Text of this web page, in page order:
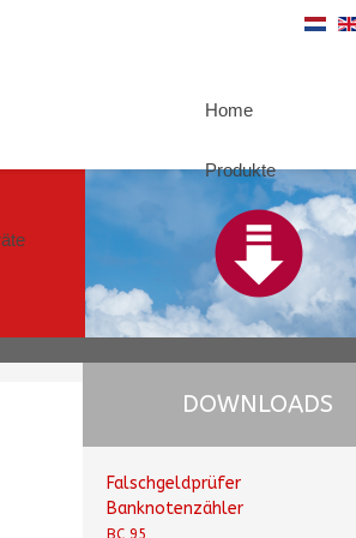
Home
Produkte
DOWNLOADS
Falschgeldprüfer
Banknotenzähler
BC 95